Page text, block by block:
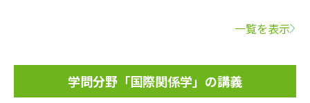
一覧を表示
学問分野「国際関係学」の講義